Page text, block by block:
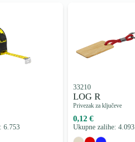
6.753
33210
LOG R
Privezak za ključeve
0,12 €
Ukupne zalihe: 4.093